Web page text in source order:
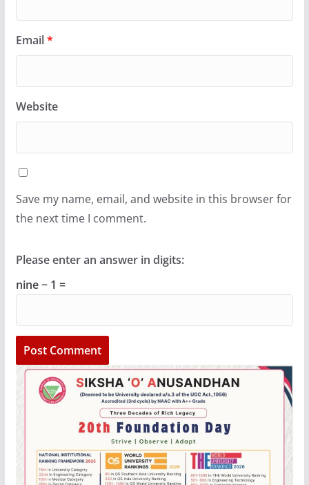
Email*
Website
Save my name, email, and website in this browser for
the next time I comment.
Please enter an answer in digits:
nine − 1 =